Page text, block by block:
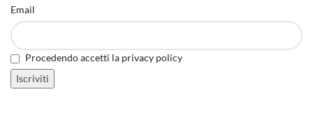
Email
Procedendo accetti la privacy policy